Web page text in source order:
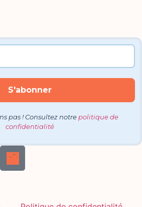
pas ! Consultez notre politique de
confidentialité